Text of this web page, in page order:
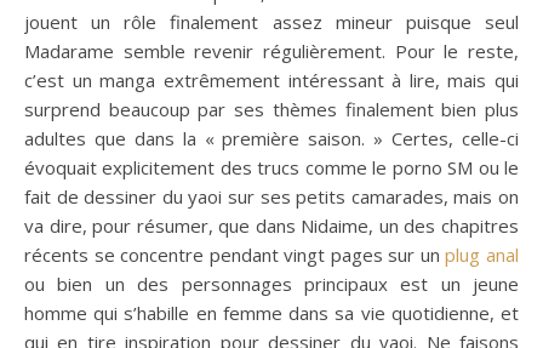
jouent un rôle finalement assez mineur puisque seul
Madarame semble revenir régulièrement. Pour le reste,
c’est un manga extrêmement intéressant à lire, mais qui
surprend beaucoup par ses thèmes finalement bien plus
adultes que dans la « première saison. » Certes, celle-ci
évoquait explicitement des trucs comme le porno SM ou le
fait de dessiner du yaoi sur ses petits camarades, mais on
va dire, pour résumer, que dans Nidaime, un des chapitres
récents se concentre pendant vingt pages sur unplug anal
ou bien un des personnages principaux est un jeune
homme qui s’habille en femme dans sa vie quotidienne, et
qui en tire inspiration pour dessiner du yaoi. Ne faisons